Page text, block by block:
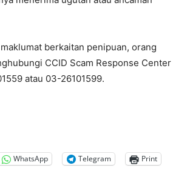
berkaitan penipuan, orang
CCID Scam Response Center
atau 03-26101599.
WhatsApp Telegram Print